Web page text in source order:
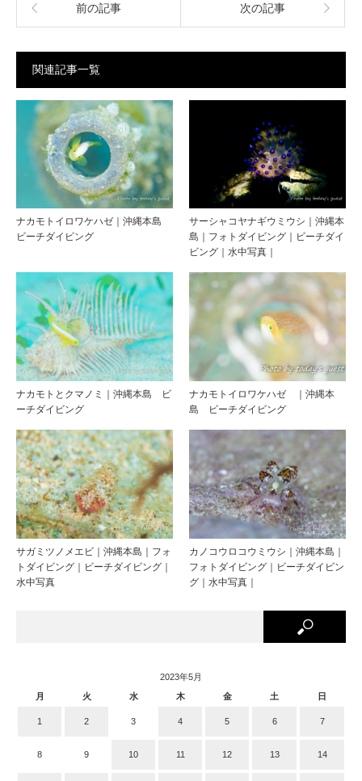
前の記事 次の記事
関連記事一覧
ナカモトイロワケハゼ｜沖縄本島
ビーチダイビング
サーシャコヤナギウミウシ｜沖縄本
島｜フォトダイビング｜ビーチダイ
ビング｜水中写真｜
ナカモトとクマノミ｜沖縄本島 ビ
ーチダイビング
ナカモトイロワケハゼ ｜沖縄本
島 ビーチダイビング
サガミツノメエビ｜沖縄本島｜フォ
トダイビング｜ビーチダイビング｜
水中写真
カノコウロコウミウシ｜沖縄本島｜
フォトダイビング｜ビーチダイビン
グ｜水中写真｜
2023年5月
月
火 水 木 金 土 日
1 2 3 4 5 6 7
8 9 10 11 12 13 14